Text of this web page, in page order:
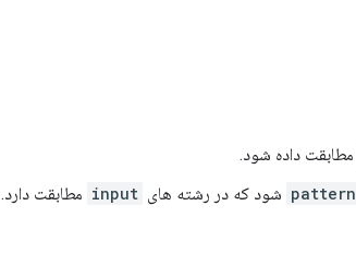
مطابقت داده شود.
pattern شود که در رشته های input مطابقت دارد.